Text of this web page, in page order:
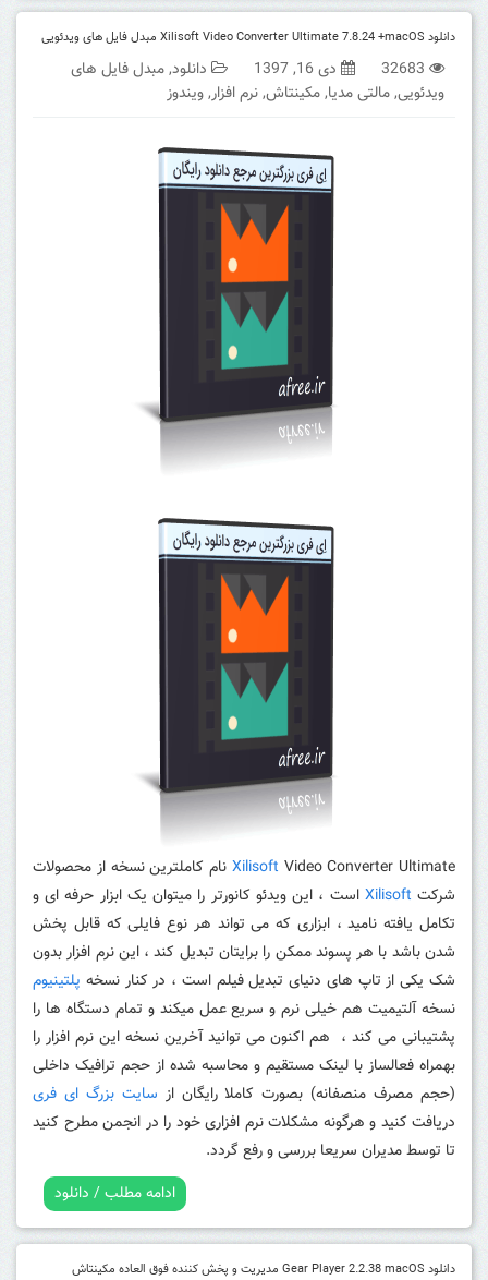
دانلود Xilisoft Video Converter Ultimate 7.8.24 +macOS مبدل فایل های ویدئویی
32683 دی 16, 1397 دانلود,مبدل فایل های
ویدئویی,مالتی مدیا,مکینتاش,نرم افزار,ویندوز
Xilisoft Video Converter Ultimate نام کاملترین نسخه از محصولات
شرکت Xilisoft است ، این ویدئو کانورتر را میتوان یک ابزار حرفه ای و
تکامل یافته نامید ، ابزاری که می تواند هر نوع فایلی که قابل پخش
شدن باشد با هر پسوند ممکن را برایتان تبدیل کند ، این نرم افزار بدون
شک یکی از تاپ های دنیای تبدیل فیلم است ، در کنار نسخه پلتینیوم
نسخه آلتیمیت هم خیلی نرم و سریع عمل میکند و تمام دستگاه ها را
پشتیبانی می کند ، هم اکنون می توانید آخرین نسخه این نرم افزار را
بهمراه فعالساز با لینک مستقیم و محاسبه شده از حجم ترافیک داخلی
(حجم مصرف منصفانه) بصورت کاملا رایگان از سایت بزرگ ای فری
دریافت کنید و هرگونه مشکلات نرم افزاری خود را در انجمن مطرح کنید
تا توسط مدیران سریعا بررسی و رفع گردد.
ادامه مطلب / دانلود
دانلود Gear Player 2.2.38 macOS مدیریت و پخش کننده فوق العاده مکینتاش